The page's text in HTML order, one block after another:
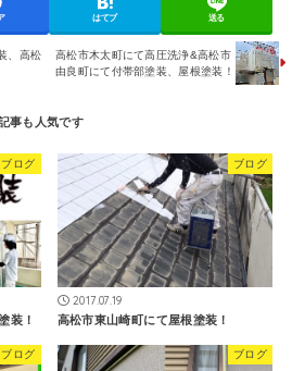
はてブ 送る
、高松
高松市木太町にて高圧洗浄&高松市
由良町にて付帯部塗装、屋根塗装！
ブログ
装！
ブログ
2017.07.19
高松市東山崎町にて屋根塗装！
ブログ ブログ